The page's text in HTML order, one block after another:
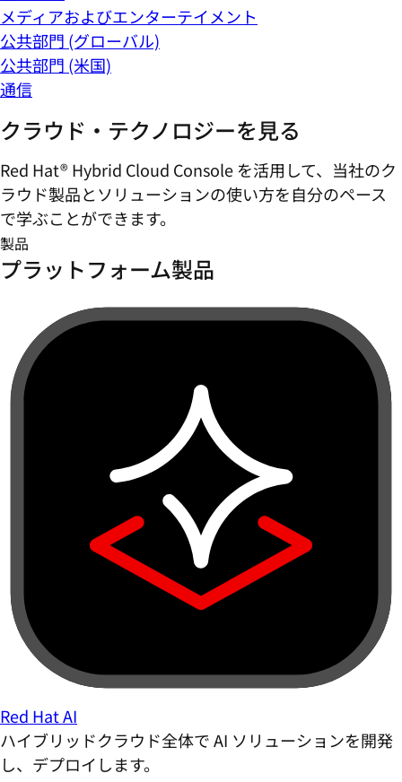
メディアおよびエンターテイメント
公共部門 (グローバル)
公共部門 (米国)
通信
クラウド・テクノロジーを見る
Red Hat® Hybrid Cloud Console を活用して、当社のク
ラウド製品とソリューションの使い方を自分のペース
で学ぶことができます。
製品
プラットフォーム製品
Red Hat AI
ハイブリッドクラウド全体で AI ソリューションを開発
し、デプロイします。